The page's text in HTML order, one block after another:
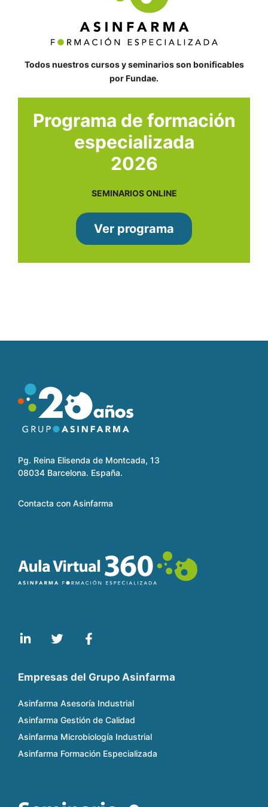
Todos nuestros cursos y seminarios son bonificables
por Fundae.
Programa de formación
especializada
2026
SEMINARIOS ONLINE
Ver programa
Pg. Reina Elisenda de Montcada, 13
08034 Barcelona. España.
Contacta con Asinfarma
Empresas del Grupo Asinfarma
Asinfarma Asesoría Industrial
Asinfarma Gestión de Calidad
Asinfarma Microbiología Industrial
Asinfarma Formación Especializada